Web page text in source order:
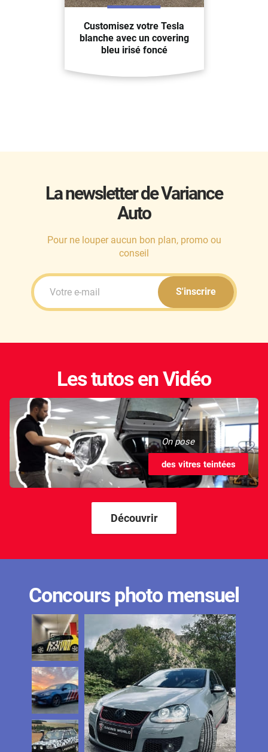
Customisez votre Tesla
blanche avec un covering
bleu irisé foncé
La newsletter de Variance
Auto
Pour ne louper aucun bon plan, promo ou
conseil
S'inscrire
Les tutos en Vidéo
On pose
des vitres teintées
Découvrir
Concours photo mensuel